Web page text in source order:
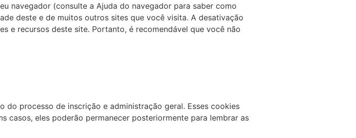
navegador (consulte a Ajuda do navegador para saber como
deste e de muitos outros sites que você visita. A desativação
e recursos deste site. Portanto, é recomendável que você não
do processo de inscrição e administração geral. Esses cookies
casos, eles poderão permanecer posteriormente para lembrar as